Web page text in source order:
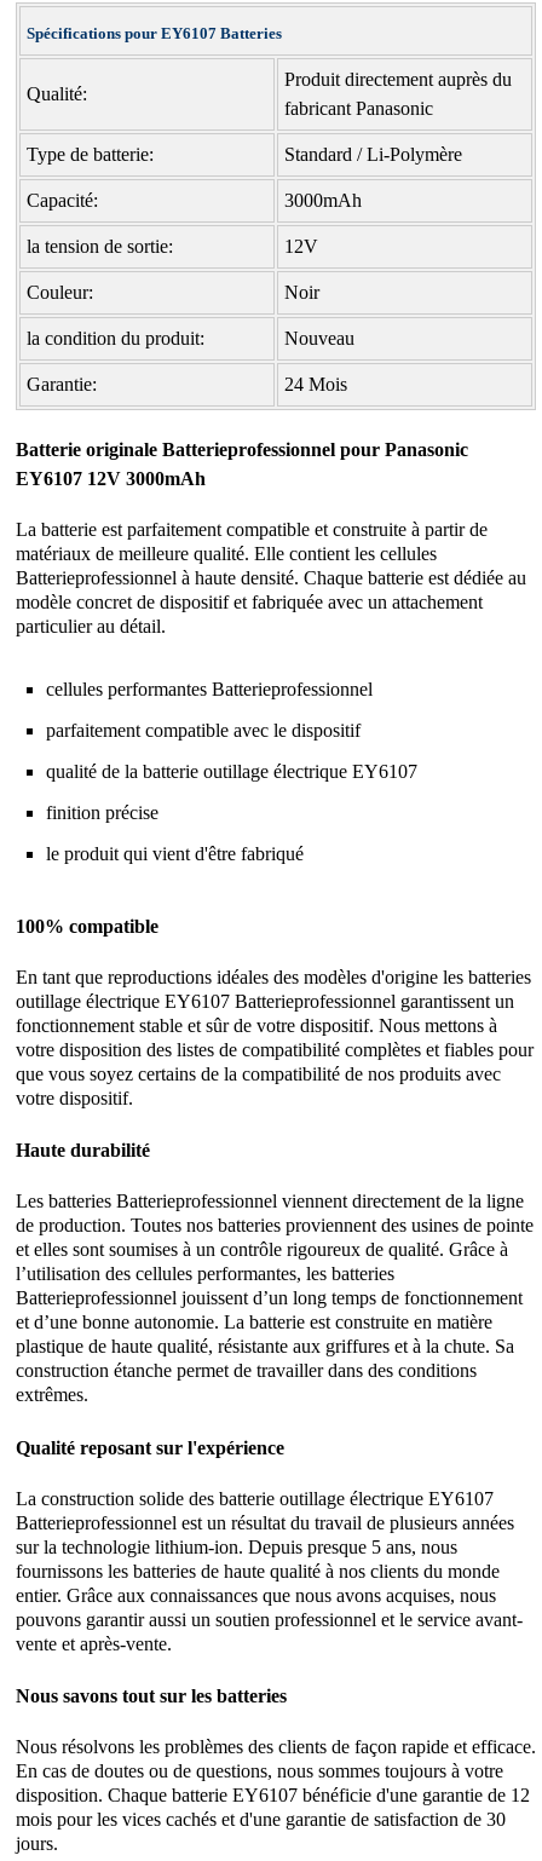
Spécifications pour EY6107 Batteries
Qualité:
Produit directement auprès du
fabricant Panasonic
Type de batterie: Standard / Li-Polymère
Capacité: 3000mAh
la tension de sortie: 12V
Couleur: Noir
la condition du produit: Nouveau
Garantie: 24 Mois
Batterie originale Batterieprofessionnel pour Panasonic
EY6107 12V 3000mAh
La batterie est parfaitement compatible et construite à partir de
matériaux de meilleure qualité. Elle contient les cellules
Batterieprofessionnel à haute densité. Chaque batterie est dédiée au
modèle concret de dispositif et fabriquée avec un attachement
particulier au détail.
cellules performantes Batterieprofessionnel
parfaitement compatible avec le dispositif
qualité de labatterie outillage électrique EY6107
finition précise
le produit qui vient d'être fabriqué
100% compatible
En tant que reproductions idéales des modèles d'origine les batteries
outillage électrique EY6107 Batterieprofessionnel garantissent un
fonctionnement stable et sûr de votre dispositif. Nous mettons à
votre disposition des listes de compatibilité complètes et fiables pour
que vous soyez certains de la compatibilité de nos produits avec
votre dispositif.
Haute durabilité
Les batteries Batterieprofessionnel viennent directement de la ligne
de production. Toutes nos batteries proviennent des usines de pointe
et elles sont soumises à un contrôle rigoureux de qualité. Grâce à
l’utilisation des cellules performantes, les batteries
Batterieprofessionnel jouissent d’un long temps de fonctionnement
et d’une bonne autonomie. La batterie est construite en matière
plastique de haute qualité, résistante aux griffures et à la chute. Sa
construction étanche permet de travailler dans des conditions
extrêmes.
Qualité reposant sur l'expérience
La construction solide des batterie outillage électrique EY6107
Batterieprofessionnel est un résultat du travail de plusieurs années
sur la technologie lithium-ion. Depuis presque 5 ans, nous
fournissons les batteries de haute qualité à nos clients du monde
entier. Grâce aux connaissances que nous avons acquises, nous
pouvons garantir aussi un soutien professionnel et le service avant-
vente et après-vente.
Nous savons tout sur les batteries
Nous résolvons les problèmes des clients de façon rapide et efficace.
En cas de doutes ou de questions, nous sommes toujours à votre
disposition. Chaque batterie EY6107 bénéficie d'une garantie de 12
mois pour les vices cachés et d'une garantie de satisfaction de 30
jours.